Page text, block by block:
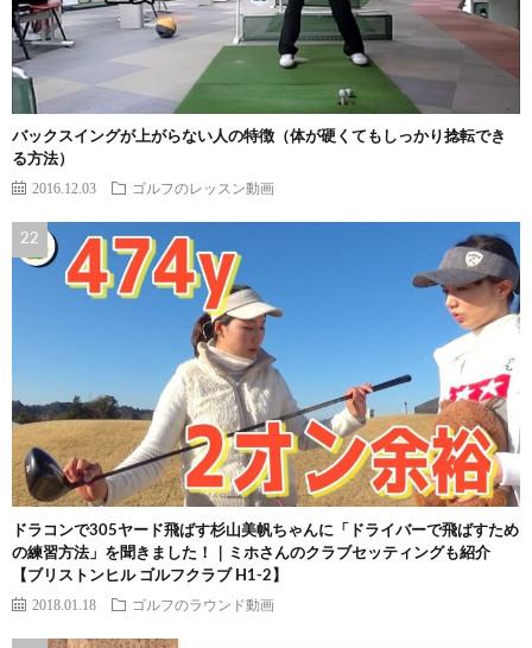
バックスイングが上がらない人の特徴（体が硬くてもしっかり捻転でき
る方法）
2016.12.03 ゴルフのレッスン動画
ドラコンで305ヤード飛ばす杉山美帆ちゃんに「ドライバーで飛ばすため
の練習方法」を聞きました！｜ミホさんのクラブセッティングも紹介
【ブリストンヒル ゴルフクラブ H1-2】
2018.01.18 ゴルフのラウンド動画